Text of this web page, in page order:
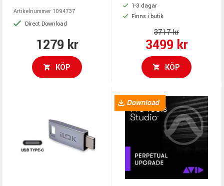
Artikelnummer 1094737
Direct Download
1279 kr
KÖP
1-3 dagar
Finns i butik
3717 kr
3499 kr
KÖP